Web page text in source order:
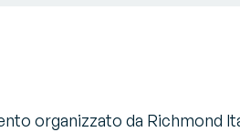
organizzato da Richmond